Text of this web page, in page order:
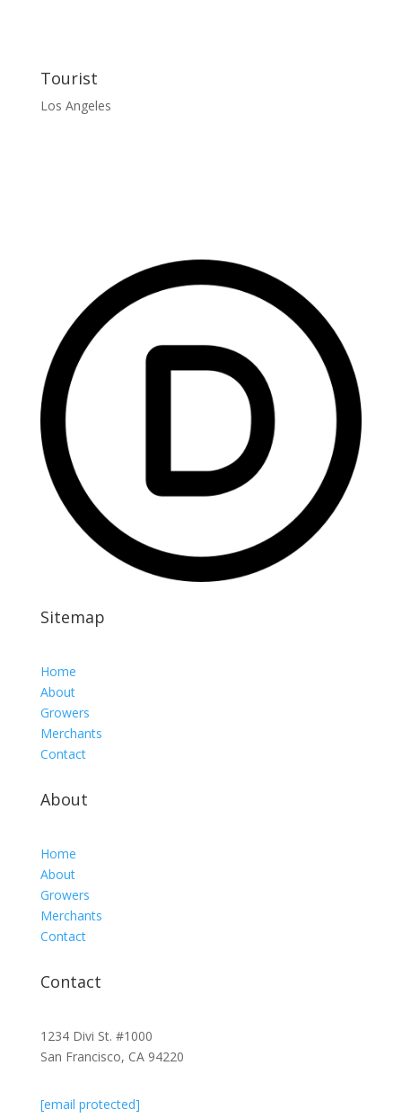
Tourist
Los Angeles
Sitemap
Home
About
Growers
Merchants
Contact
About
Home
About
Growers
Merchants
Contact
Contact
1234 Divi St. #1000
San Francisco, CA 94220
[email protected]